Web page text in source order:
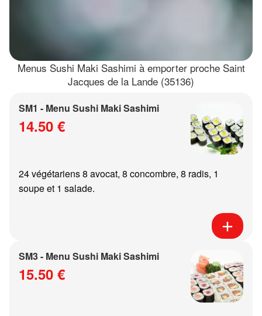
Menus Sushi Maki Sashimi à emporter proche Saint
Jacques de la Lande (35136)
SM1 - Menu Sushi Maki Sashimi
14.50 €
24 végétariens 8 avocat, 8 concombre, 8 radis, 1
soupe et 1 salade.
SM3 - Menu Sushi Maki Sashimi
15.50 €